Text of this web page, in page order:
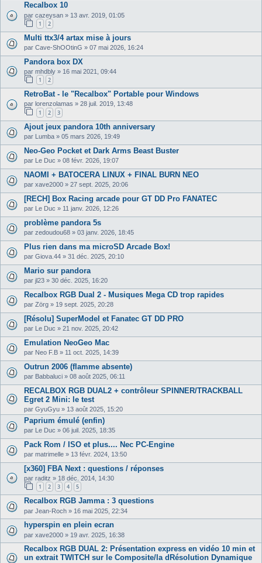
Recalbox 10
par cazeysan » 13 avr. 2019, 01:05
1 2
Multi ttx3/4 artax mise à jours
par Cave-ShOOtinG » 07 mai 2026, 16:24
Pandora box DX
par mhdbly » 16 mai 2021, 09:44
1 2
RetroBat - le "Recalbox" Portable pour Windows
par lorenzolamas » 28 juil. 2019, 13:48
1 2 3
Ajout jeux pandora 10th anniversary
par Lumba » 05 mars 2026, 19:49
Neo-Geo Pocket et Dark Arms Beast Buster
par Le Duc » 08 févr. 2026, 19:07
NAOMI + BATOCERA LINUX + FINAL BURN NEO
par xave2000 » 27 sept. 2025, 20:06
[RECH] Box Racing arcade pour GT DD Pro FANATEC
par Le Duc » 11 janv. 2026, 12:26
problème pandora 5s
par zedoudou68 » 03 janv. 2026, 18:45
Plus rien dans ma microSD Arcade Box!
par Giova.44 » 31 déc. 2025, 20:10
Mario sur pandora
par jl23 » 30 déc. 2025, 16:20
Recalbox RGB Dual 2 - Musiques Mega CD trop rapides
par Zörg » 19 sept. 2025, 20:28
[Résolu] SuperModel et Fanatec GT DD PRO
par Le Duc » 21 nov. 2025, 20:42
Emulation NeoGeo Mac
par Neo F.B » 11 oct. 2025, 14:39
Outrun 2006 (flamme absente)
par Babbaluci » 08 août 2025, 06:11
RECALBOX RGB DUAL2 + contrôleur SPINNER/TRACKBALL
Egret 2 Mini: le test
par GyuGyu » 13 août 2025, 15:20
Paprium émulé (enfin)
par Le Duc » 06 juil. 2025, 18:35
Pack Rom / ISO et plus.... Nec PC-Engine
par matrimelle » 13 févr. 2024, 13:50
[x360] FBA Next : questions / réponses
par raditz » 18 déc. 2014, 14:30
1 2 3 4 5
Recalbox RGB Jamma : 3 questions
par Jean-Roch » 16 mai 2025, 22:34
hyperspin en plein ecran
par xave2000 » 19 avr. 2025, 16:38
Recalbox RGB DUAL 2: Présentation express en vidéo 10 min et
un extrait TWITCH sur le Composite/la dRésolution Dynamique